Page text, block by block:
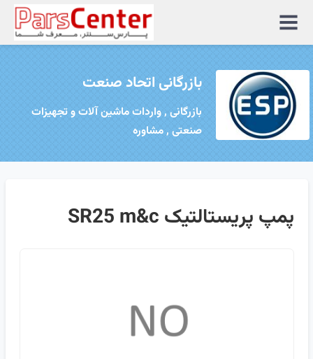
منوی
سایت
بازرگانی اتحاد صنعت
بازرگانی , واردات ماشین آلات و تجهیزات
صنعتی , مشاوره
پمپ پریستالتیک SR25 m&c